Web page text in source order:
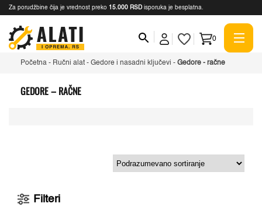
Za porudžbine čija je vrednost preko 15.000 RSD isporuka je besplatna.
0
Početna - Ručni alat - Gedore i nasadni ključevi - Gedore - račne
GEDORE – RAČNE
Filteri